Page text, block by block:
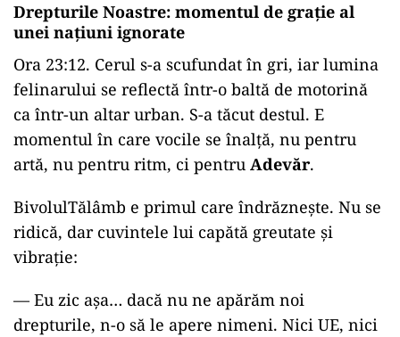
Drepturile Noastre: momentul de grație al
unei națiuni ignorate
Ora 23:12. Cerul s-a scufundat în gri, iar lumina
felinarului se reflectă într-o baltă de motorină
ca într-un altar urban. S-a tăcut destul. E
momentul în care vocile se înalță, nu pentru
artă, nu pentru ritm, ci pentru Adevăr.
BivolulTălâmb e primul care îndrăznește. Nu se
ridică, dar cuvintele lui capătă greutate și
vibrație:
— Eu zic așa… dacă nu ne apărăm noi
drepturile, n-o să le apere nimeni. Nici UE, nici